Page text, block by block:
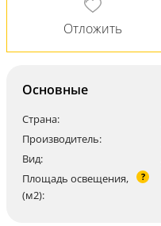
Основные
Страна:
Производитель:
Вид:
Площадь освещения,
(м2):
?